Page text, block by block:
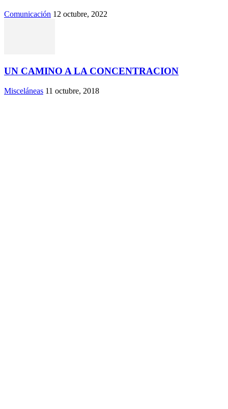
Comunicación 12 octubre, 2022
UN CAMINO A LA CONCENTRACION
Misceláneas 11 octubre, 2018